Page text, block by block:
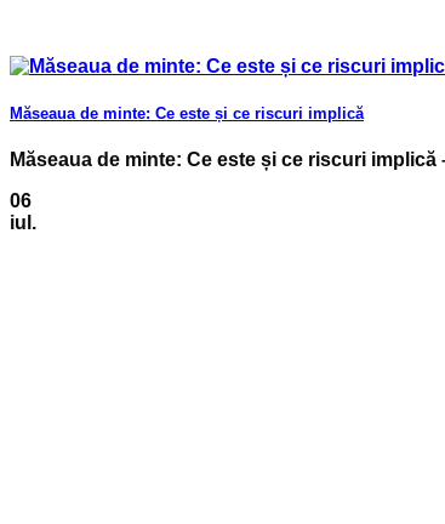
Măseaua de minte: Ce este și ce riscuri implică
Măseaua de minte: Ce este și ce riscuri
06
iul.